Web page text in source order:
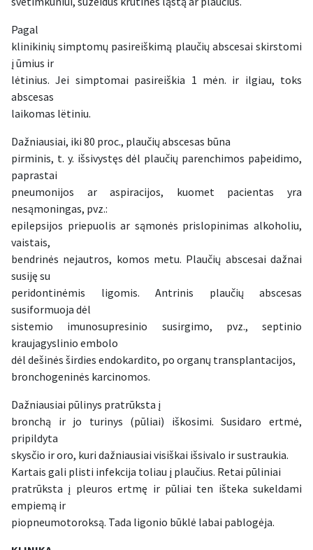
Pagal
klinikinių simptomų pasireiškimą plaučių abscesai skirstomi
į ūmius ir
lėtinius. Jei simptomai pasireiškia 1 mėn. ir ilgiau, toks
abscesas
laikomas lëtiniu.
Dažniausiai, iki 80 proc., plaučių abscesas būna
pirminis, t. y. išsivystęs dėl plaučių parenchimos paþeidimo,
paprastai
pneumonijos ar aspiracijos, kuomet pacientas yra
nesąmoningas, pvz.:
epilepsijos priepuolis ar sąmonės prislopinimas alkoholiu,
vaistais,
bendrinės nejautros, komos metu. Plaučių abscesai dažnai
susiję su
peridontinėmis ligomis. Antrinis plaučių abscesas
susiformuoja dėl
sistemio imunosupresinio susirgimo, pvz., septinio
kraujagyslinio embolo
dėl dešinės širdies endokardito, po organų transplantacijos,
bronchogeninės karcinomos.
Dažniausiai pūlinys pratrūksta į
bronchą ir jo turinys (pūliai) iškosimi. Susidaro ertmė,
pripildyta
skysčio ir oro, kuri dažniausiai visiškai išsivalo ir sustraukia.
Kartais gali plisti infekcija toliau į plaučius. Retai pūliniai
pratrūksta į pleuros ertmę ir pūliai ten išteka sukeldami
empiemą ir
piopneumotoroksą. Tada ligonio būklė labai pablogėja.